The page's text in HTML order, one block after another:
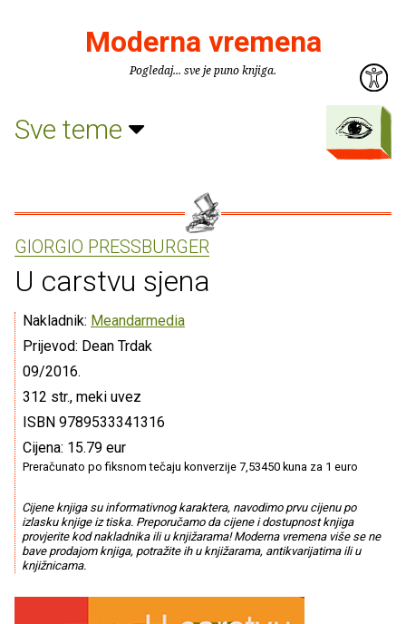
Moderna vremena
Pogledaj... sve je puno knjiga.
Sve teme
GIORGIO PRESSBURGER
U carstvu sjena
Nakladnik: Meandarmedia
Prijevod: Dean Trdak
09/2016.
312 str., meki uvez
ISBN 9789533341316
Cijena: 15.79 eur
Preračunato po fiksnom tečaju konverzije 7,53450 kuna za 1 euro
Cijene knjiga su informativnog karaktera, navodimo prvu cijenu po
izlasku knjige iz tiska. Preporučamo da cijene i dostupnost knjiga
provjerite kod nakladnika ili u knjižarama! Moderna vremena više se ne
bave prodajom knjiga, potražite ih u knjižarama, antikvarijatima ili u
knjižnicama.